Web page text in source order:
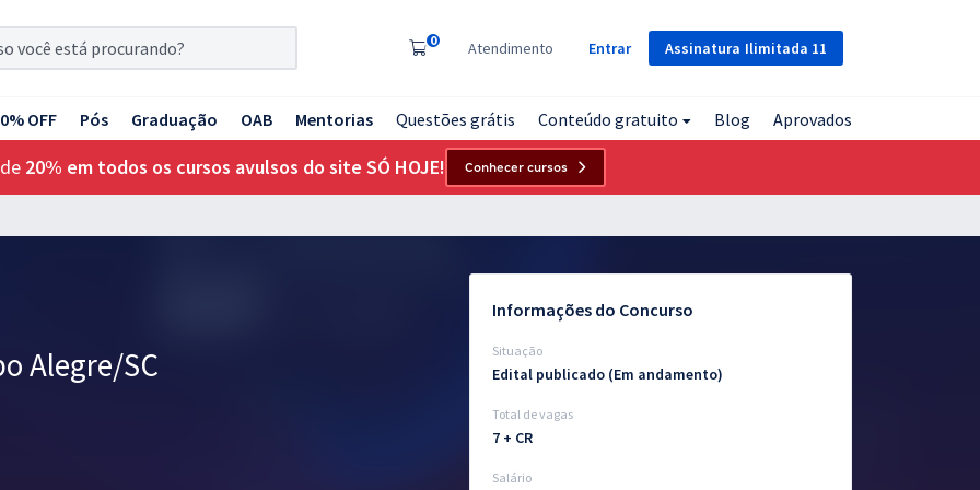
Assinatura Ilimitada 11
0 Atendimento Entrar
OFF Pós Graduação OAB Mentorias Questões grátis Conteúdo gratuito Blog Aprovados
20% em todos os cursos avulsos do site SÓ HOJE! Conhecer cursos
Alegre/SC
Informações do Concurso
Situação
Edital publicado (Em andamento)
Total de vagas
7 + CR
Salário